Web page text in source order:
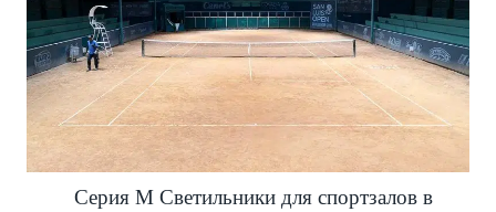
Серия M Светильники для спортзалов в